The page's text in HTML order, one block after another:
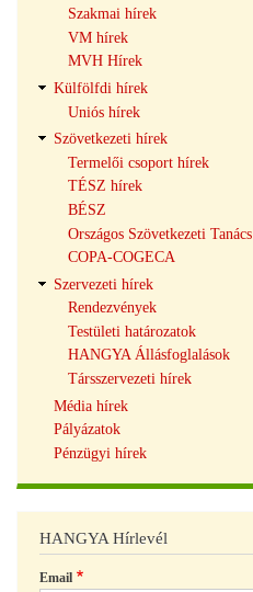
Szakmai hírek
VM hírek
MVH Hírek
Külfölfdi hírek
Uniós hírek
Szövetkezeti hírek
Termelői csoport hírek
TÉSZ hírek
BÉSZ
Országos Szövetkezeti Tanács
COPA-COGECA
Szervezeti hírek
Rendezvények
Testületi határozatok
HANGYA Állásfoglalások
Társszervezeti hírek
Média hírek
Pályázatok
Pénzügyi hírek
HANGYA Hírlevél
Email